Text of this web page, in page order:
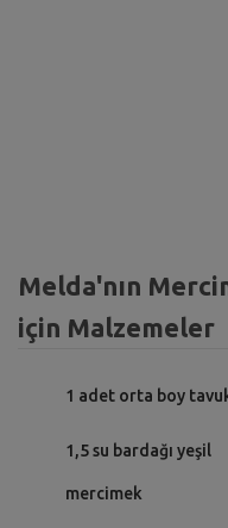
Melda'nın
için Malzemeler
1 adet orta boy
1,5 su bardağı yeşil
mercimek